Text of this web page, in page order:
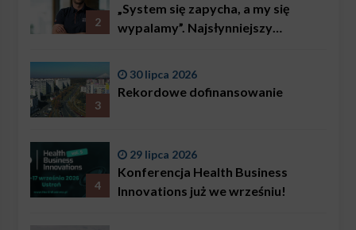
2
„System się zapycha, a my się
wypalamy”. Najsłynniejszy
problemem są nie tylko choroby
3
30 lipca 2026
Rekordowe dofinansowanie
4
29 lipca 2026
Konferencja Health Business
Innovations już we wrześniu!